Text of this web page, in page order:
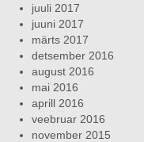
juuli 2017
juuni 2017
märts 2017
detsember 2016
august 2016
mai 2016
aprill 2016
veebruar 2016
november 2015